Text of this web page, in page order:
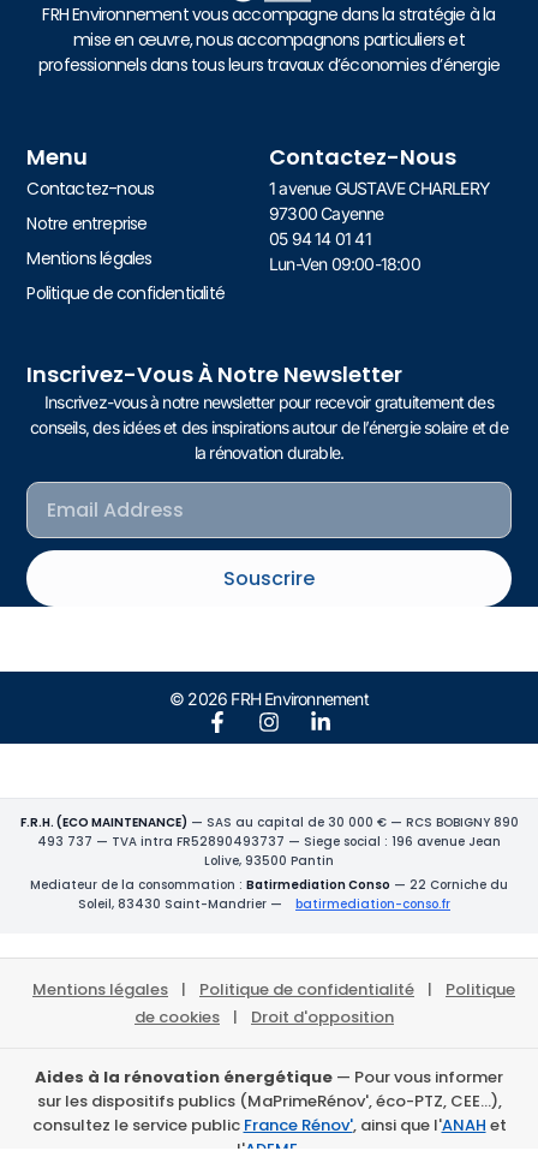
FRH Environnement vous accompagne dans la stratégie à la
mise en œuvre, nous accompagnons particuliers et
professionnels dans tous leurs travaux d’économies d’énergie
Menu
Contactez-nous
Notre entreprise
Mentions légales
Politique de confidentialité
Contactez-Nous
1 avenue GUSTAVE CHARLERY
97300 Cayenne
05 94 14 01 41
Lun-Ven 09:00-18:00
Inscrivez-Vous À Notre Newsletter
Inscrivez-vous à notre newsletter pour recevoir gratuitement des
conseils, des idées et des inspirations autour de l’énergie solaire et de
la rénovation durable.
Souscrire
© 2026 FRH Environnement
F.R.H. (ECO MAINTENANCE) — SAS au capital de 30 000 € — RCS BOBIGNY 890
493 737 — TVA intra FR52890493737 — Siege social : 196 avenue Jean
Lolive, 93500 Pantin
Mediateur de la consommation : Batirmediation Conso — 22 Corniche du
Soleil, 83430 Saint-Mandrier —
batirmediation-conso.fr
Mentions légales | Politique de confidentialité |
Politique
de cookies
| Droit d'opposition
Aides à la rénovation énergétique — Pour vous informer
sur les dispositifs publics (MaPrimeRénov', éco-PTZ, CEE…),
consultez le service public France Rénov', ainsi que l'ANAH et
l'ADEME